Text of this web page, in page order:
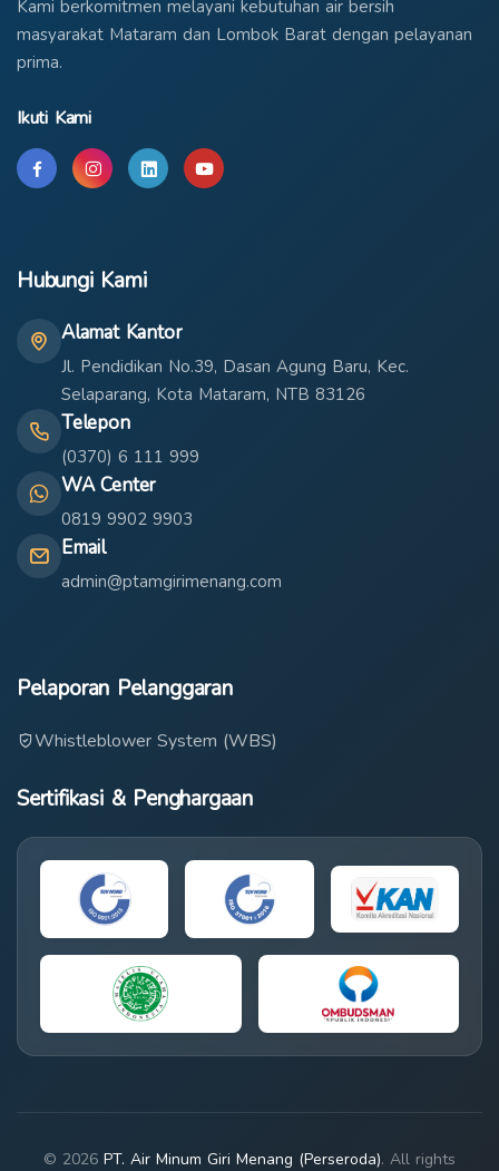
Kami berkomitmen melayani kebutuhan air bersih
masyarakat Mataram dan Lombok Barat dengan pelayanan
prima.
Ikuti Kami
Hubungi Kami
Alamat Kantor
Jl. Pendidikan No.39, Dasan Agung Baru, Kec.
Selaparang, Kota Mataram, NTB 83126
Telepon
(0370) 6 111 999
WA Center
0819 9902 9903
Email
admin@ptamgirimenang.com
Pelaporan Pelanggaran
Whistleblower System (WBS)
Sertifikasi & Penghargaan
© 2026 PT. Air Minum Giri Menang (Perseroda). All rights